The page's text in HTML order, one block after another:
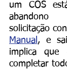
um COS
solicitação
Manual , e
implica que
completar